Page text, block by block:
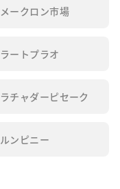
メークロン市場
ラートプラオ
ラチャダーピセーク
ルンピニー